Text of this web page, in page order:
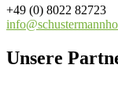
+49 (0) 8022 82723
Unsere